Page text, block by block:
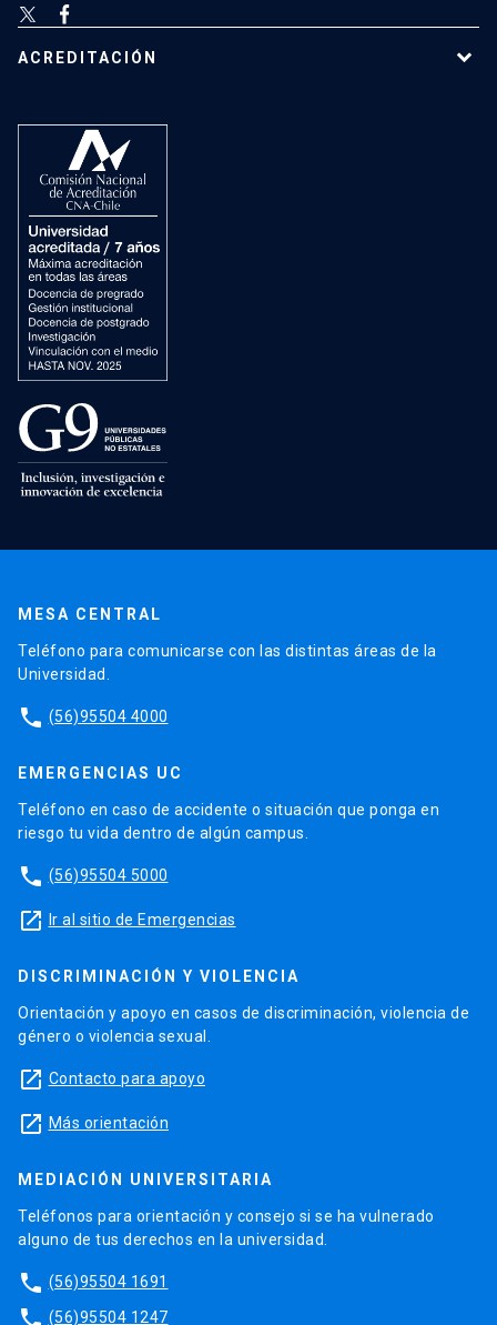
ACREDITACIÓN
MESA CENTRAL
Teléfono para comunicarse con las distintas áreas de la
Universidad.
phone (56)95504 4000
EMERGENCIAS UC
Teléfono en caso de accidente o situación que ponga en
riesgo tu vida dentro de algún campus.
phone (56)95504 5000
launch Ir al sitio de Emergencias
DISCRIMINACIÓN Y VIOLENCIA
Orientación y apoyo en casos de discriminación, violencia de
género o violencia sexual.
launch Contacto para apoyo
launch Más orientación
MEDIACIÓN UNIVERSITARIA
Teléfonos para orientación y consejo si se ha vulnerado
alguno de tus derechos en la universidad.
phone (56)95504 1691
phone (56)95504 1247